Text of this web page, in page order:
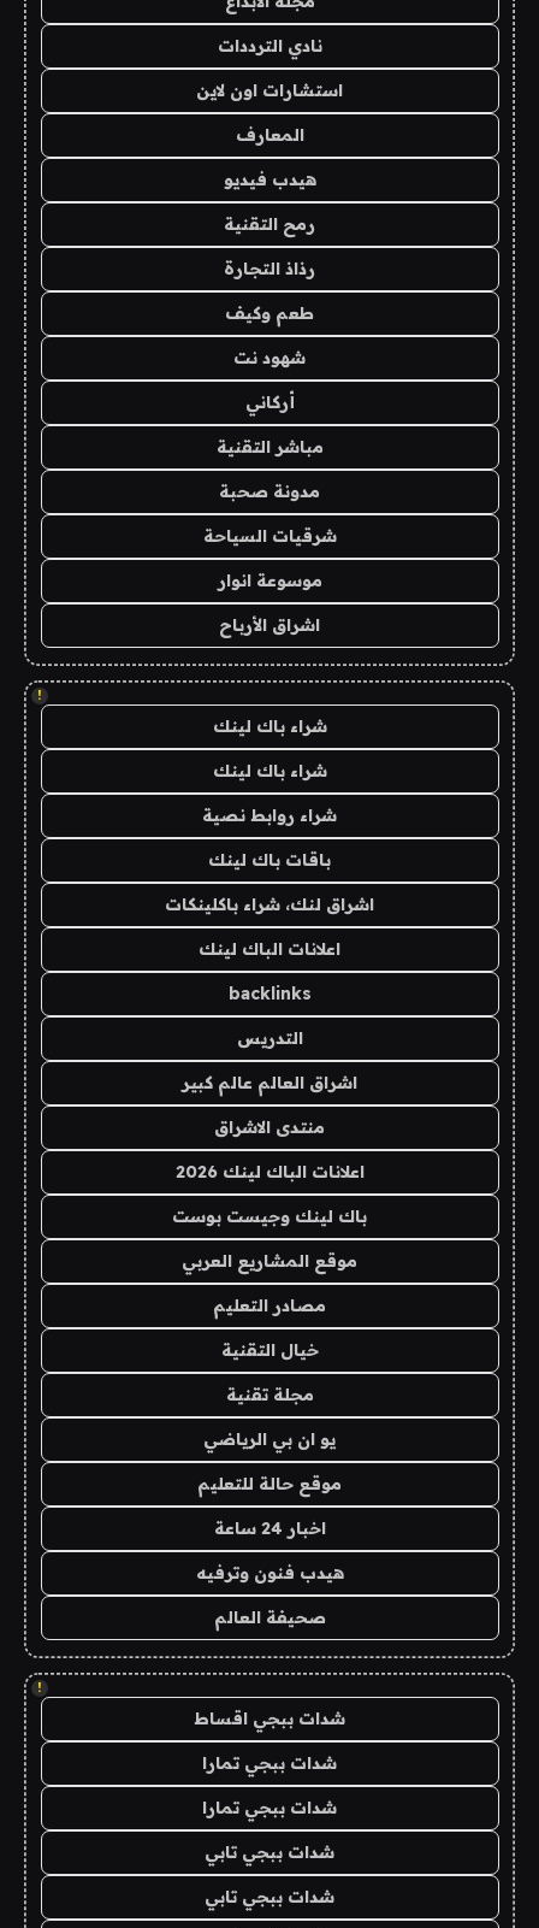
نادي الترددات
استشارات اون لاين
المعارف
هيدب فيديو
رمح التقنية
رذاذ التجارة
طعم وكيف
شهود نت
أركاني
مباشر التقنية
مدونة صحبة
شرقيات السياحة
موسوعة انوار
اشراق الأرباح
!
شراء باك لينك
شراء باك لينك
شراء روابط نصية
باقات باك لينك
اشراق لنك، شراء باكلينكات
اعلانات الباك لينك
backlinks
التدريس
اشراق العالم عالم كبير
منتدى الاشراق
اعلانات الباك لينك 2026
باك لينك وجيست بوست
موقع المشاريع العربي
مصادر التعليم
خيال التقنية
مجلة تقنية
يو ان بي الرياضي
موقع حالة للتعليم
اخبار 24 ساعة
هيدب فنون وترفيه
صحيفة العالم
!
شدات ببجي اقساط
شدات ببجي تمارا
شدات ببجي تمارا
شدات ببجي تابي
شدات ببجي تابي